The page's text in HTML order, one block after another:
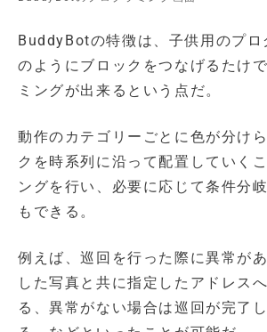
BuddyBotの特徴は、子供用のプロ
のようにブロックをつなげるたけ
ミングが出来るという点だ。
動作のカテゴリーごとに色が分け
クを時系列に沿って配置していく
ングを行い、必要に応じて条件分
もできる。
例えば、巡回を行った際に異常が
した写真と共に指定したアドレス
る、異常がない場合は巡回が完了